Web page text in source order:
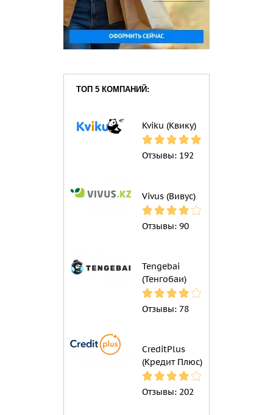
ТОП 5 КОМПАНИЙ:
Kviku (Квику)
Отзывы: 192
Vivus (Вивус)
Отзывы: 90
Tengebai
(Тенгобаи)
Отзывы: 78
CreditPlus
(Кредит Плюс)
Отзывы: 202